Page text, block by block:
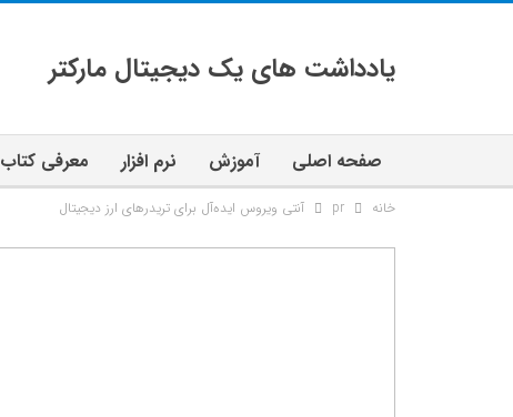
یادداشت های یک دیجیتال مارکتر
صفحه اصلی آموزش نرم افزار معرفی کتاب
خانه pr آنتی ویروس ایده‌آل برای تریدرهای ارز دیجیتال